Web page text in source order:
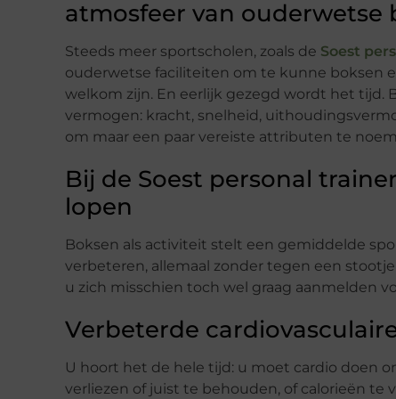
atmosfeer van ouderwetse
Steeds meer sportscholen, zoals de Soest
ouderwetse faciliteiten om te kunne boksen
welkom zijn. En eerlijk gezegd wordt het tijd.
vermogen: kracht, snelheid,
om maar een paar vereiste attributen te
Bij de Soest personal
lopen
Boksen als activiteit stelt een gemiddelde
verbeteren, allemaal zonder tegen een
u zich misschien toch wel graag aanmelden
Verbeterde
U hoort het de hele tijd: u moet cardio doen
verliezen of juist te behouden, of calorieën te